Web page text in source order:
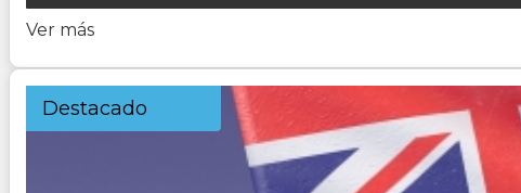
Ver más
Destacado